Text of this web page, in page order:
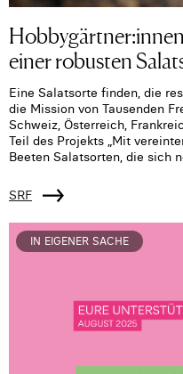
einer robusten
Eine Salatsorte finden, die
die Mission von Tausenden
Schweiz, Österreich,
Teil des Projekts „Mit
Beeten Salatsorten, die sich
SRF
IN EIGENER SACHE